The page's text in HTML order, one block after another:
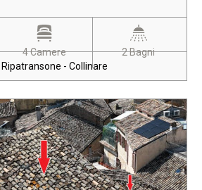
4 Camere
2 Bagni
Ripatransone - Collinare